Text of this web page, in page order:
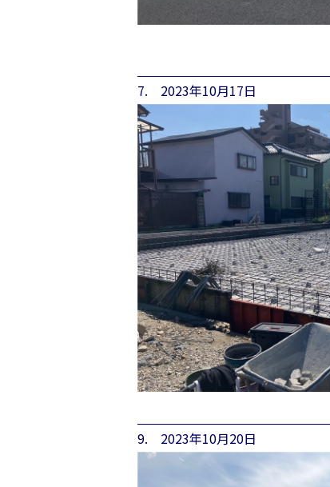
7. 2023年10月17日
9. 2023年10月20日